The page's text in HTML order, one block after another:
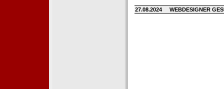
27.08.2024 WEBDESIGNER